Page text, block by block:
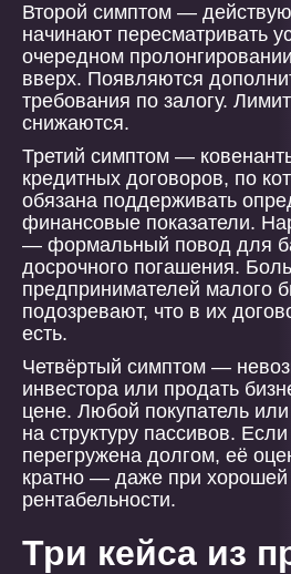
Второй симптом —
начинают пересматривать
очередном
вверх. Появляются
требования по залогу.
снижаются.
Третий симптом —
кредитных договоров, по
обязана поддерживать
финансовые показатели.
— формальный повод для
досрочного погашения.
предпринимателей малого
подозревают, что в их
есть.
Четвёртый симптом —
инвестора или продать
цене. Любой покупатель
на структуру пассивов.
перегружена долгом, её
кратно — даже при хорошей
рентабельности.
Три кейса из